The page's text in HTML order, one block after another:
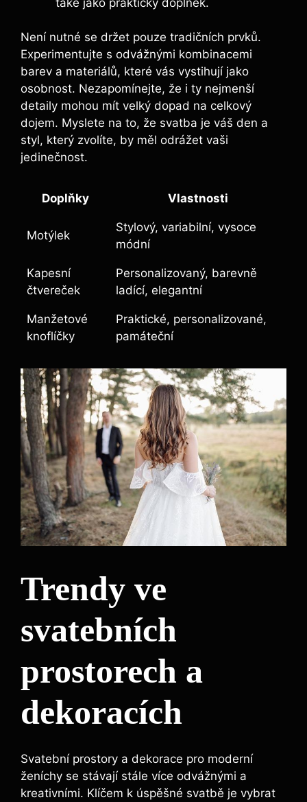
Není nutné se držet pouze tradičních prvků.
Experimentujte s odvážnými kombinacemi
barev a materiálů, které vás vystihují jako
osobnost. Nezapomínejte, že i ty nejmenší
detaily mohou mít velký dopad na celkový
dojem. Myslete na to, že svatba je váš den a
styl, který zvolíte, by měl odrážet vaši
jedinečnost.
Doplňky Vlastnosti
Motýlek
Stylový, variabilní, vysoce
módní
Kapesní
čtvereček
Personalizovaný, barevně
ladící, elegantní
Manžetové
knoflíčky
Praktické, personalizované,
památeční
Trendy ve
svatebních
prostorech a
dekoracích
Svatební prostory a dekorace pro moderní
ženíchy se stávají stále více odvážnými a
kreativními. Klíčem k úspěšné svatbě je vybrat